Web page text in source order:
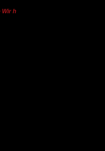
haben von Ts3 zu Discord